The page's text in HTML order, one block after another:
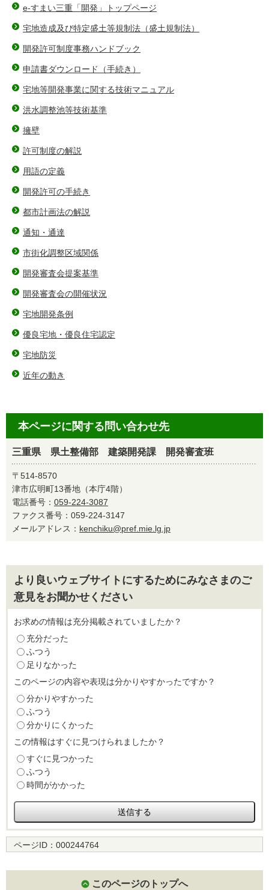
e-すまい三重「開発」トップページ
宅地造成及び特定盛土等規制法（盛土規制法）
開発許可制度事務ハンドブック
申請書ダウンロード（手続き）
宅地等開発事業に関する技術マニュアル
洪水調整池等技術基準
擁壁
許可制度の解説
用語の定義
開発許可の手続き
都市計画法の解説
通知・通達
市街化調整区域関係
開発審査会提案基準
開発審査会の開催状況
宅地開発条例
優良宅地・優良住宅認定
宅地防災
近年の動き
本ページに関する問い合わせ先
三重県 県土整備部 建築開発課 開発審査班
〒514-8570
津市広明町13番地（本庁4階）
電話番号： 059-224-3087
ファクス番号：059-224-3147
メールアドレス： kenchiku@pref.mie.lg.jp
より良いウェブサイトにするためにみなさまのご
意見をお聞かせください
お求めの情報は充分掲載されていましたか？
充分だった
ふつう
足りなかった
このページの内容や表現は分かりやすかったですか？
分かりやすかった
ふつう
分かりにくかった
この情報はすぐに見つけられましたか？
すぐに見つかった
ふつう
時間がかかった
ページID： 000244764
このページのトップへ